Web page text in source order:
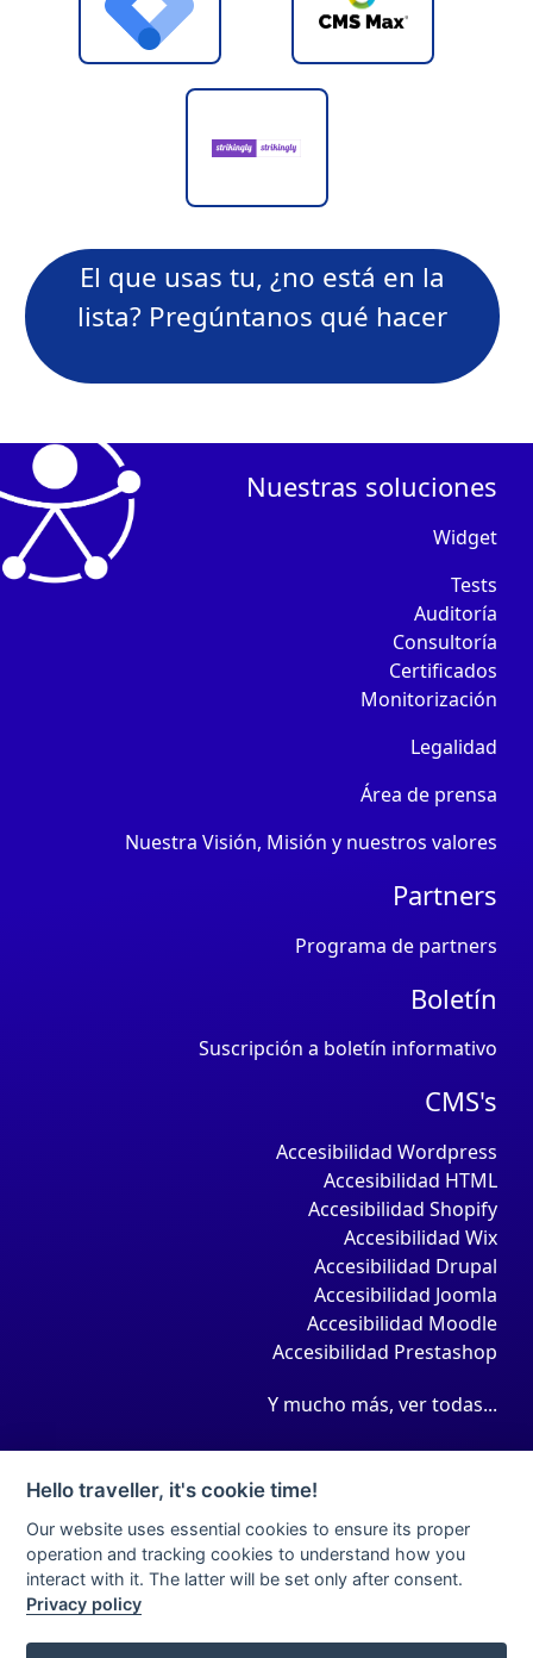
El que usas tu, ¿no está en la
lista? Pregúntanos qué hacer
Nuestras soluciones
Widget
Tests
Auditoría
Consultoría
Certificados
Monitorización
Legalidad
Área de prensa
Nuestra Visión, Misión y nuestros valores
Partners
Programa de partners
Boletín
Suscripción a boletín informativo
CMS's
Accesibilidad Wordpress
Accesibilidad HTML
Accesibilidad Shopify
Accesibilidad Wix
Accesibilidad Drupal
Accesibilidad Joomla
Accesibilidad Moodle
Accesibilidad Prestashop
Y mucho más, ver todas...
Aviso legal
Hello traveller, it's cookie time!
Our website uses essential cookies to ensure its proper
operation and tracking cookies to understand how you
interact with it. The latter will be set only after consent.
Privacy policy